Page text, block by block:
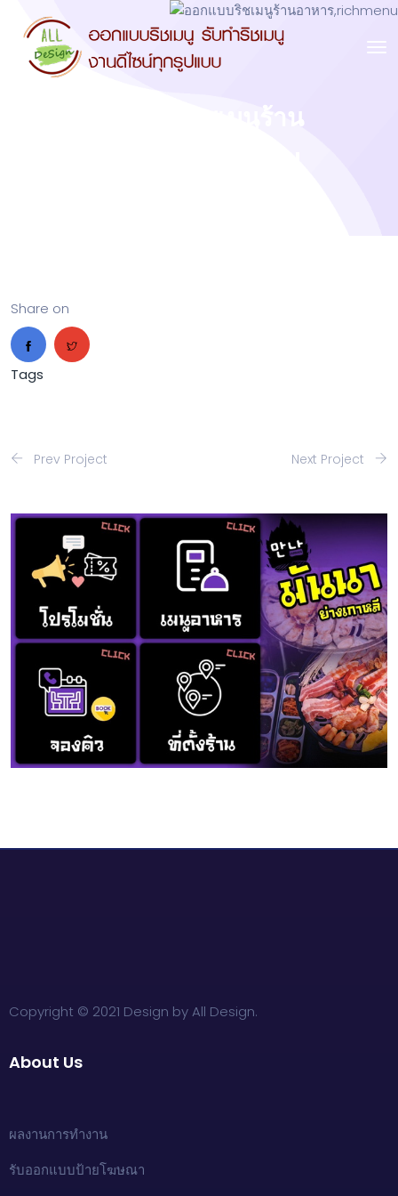
ออกแบบริชเมนูร้าน
Share on
Tags
Prev Project Next Project
Copyright © 2021 Design by All Design.
About Us
ผลงานการทำงาน
รับออกแบบป้ายโฆษณา